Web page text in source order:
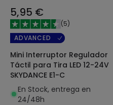
5,95 €
(5)
ADVANCED
Mini Interruptor Regulador
Táctil para Tira LED 12-24V
SKYDANCE E1-C
En Stock, entrega en
24/48h